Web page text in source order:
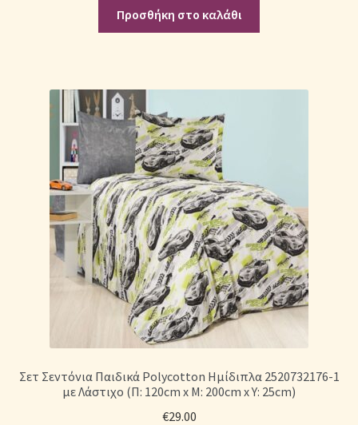
Προσθήκη στο καλάθι
Σετ Σεντόνια Παιδικά Polycotton Ημίδιπλα 2520732176-1
με Λάστιχο (Π: 120cm x Μ: 200cm x Υ: 25cm)
€29.00